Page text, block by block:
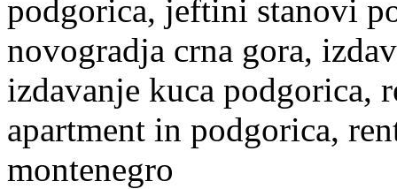
podgorica, jeftini stanovi
novogradja crna gora,
izdavanje kuca podgorica,
apartment in podgorica,
montenegro